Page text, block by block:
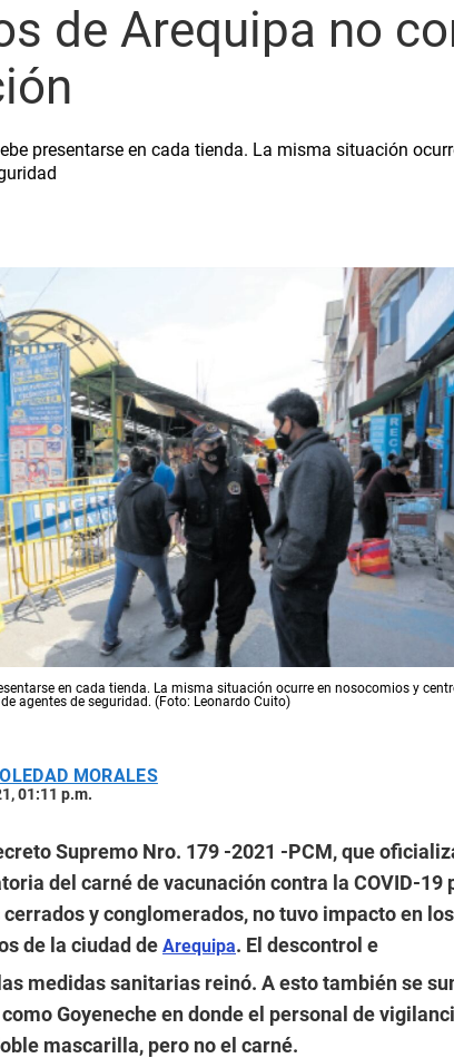
de Arequipa no
presentarse en cada tienda. La misma situación
en cada tienda. La misma situación ocurre en nosocomios y
agentes de seguridad. (Foto: Leonardo Cuito)
MORALES
01:11 p.m.
Supremo Nro. 179 -2021 -PCM, que
del carné de vacunación contra la COVID-19
y conglomerados, no tuvo impacto en los
de la ciudad de Arequipa. El descontrol e
medidas sanitarias reinó. A esto también se
Goyeneche en donde el personal de
mascarilla, pero no el carné.